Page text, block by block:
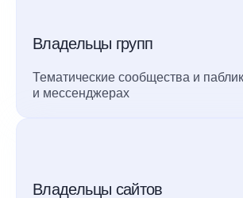
Владельцы групп
Тематические сообщества и
и мессенджерах
Владельцы сайтов